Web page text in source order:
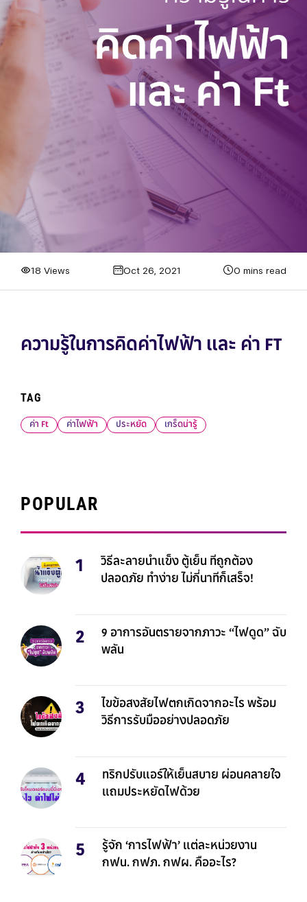
18 Views Oct 26, 2021 0 mins read
ความรู้ในการคิดค่าไฟฟ้า และ ค่า FT
TAG
ค่า Ft ค่าไฟฟ้า ประหยัด เกร็ดน่ารู้
POPULAR
วิธีละลายน้ำแข็ง ตู้เย็น ที่ถูกต้อง
ปลอดภัย ทำง่าย ไม่กี่นาทีก็เสร็จ!
9 อาการอันตรายจากภาวะ “ไฟดูด” ฉับ
พลัน
ไขข้อสงสัยไฟตกเกิดจากอะไร พร้อม
วิธีการรับมืออย่างปลอดภัย
ทริกปรับแอร์ให้เย็นสบาย ผ่อนคลายใจ
แถมประหยัดไฟด้วย
รู้จัก ‘การไฟฟ้า’ แต่ละหน่วยงาน
กฟน. กฟภ. กฟผ. คืออะไร?